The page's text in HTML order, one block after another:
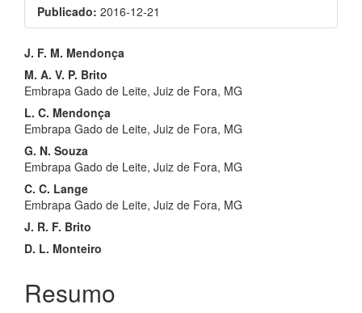
Publicado: 2016-12-21
Conteúdo
do
artigo
principal
J. F. M. Mendonça
M. A. V. P. Brito
Embrapa Gado de Leite, Juiz de Fora, MG
L. C. Mendonça
Embrapa Gado de Leite, Juiz de Fora, MG
G. N. Souza
Embrapa Gado de Leite, Juiz de Fora, MG
C. C. Lange
Embrapa Gado de Leite, Juiz de Fora, MG
J. R. F. Brito
D. L. Monteiro
Resumo